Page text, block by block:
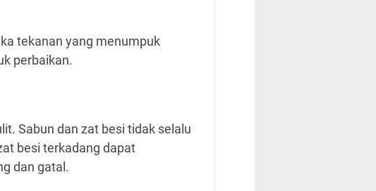
tekanan yang menumpuk
perbaikan.
Sabun dan zat besi tidak selalu
besi terkadang dapat
dan gatal.